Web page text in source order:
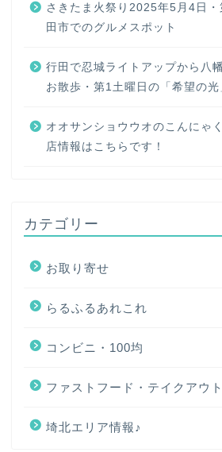
さきたま火祭り2025年5月4日
田市でのグルメスポット
行田で忍城ライトアップから八
お散歩・第1土曜日の「希望の光
オオサンショウウオのこんにゃ
店情報はこちらです！
カテゴリー
お取り寄せ
らるふるあれこれ
コンビニ・100均
ファストフード・テイクアウト
埼北エリア情報♪